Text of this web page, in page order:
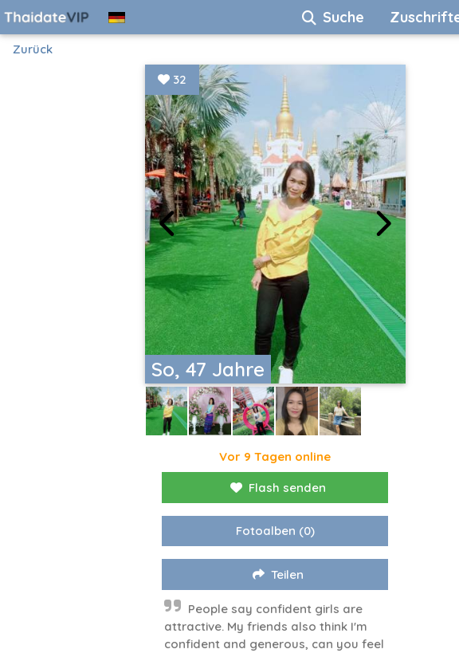
Suche
Zurück
So, 47 Jahre
32
Vor 9 Tagen online
Flash senden
Fotoalben (0)
Teilen
People say confident girls are
attractive. My friends also think I'm
confident and generous, can you feel